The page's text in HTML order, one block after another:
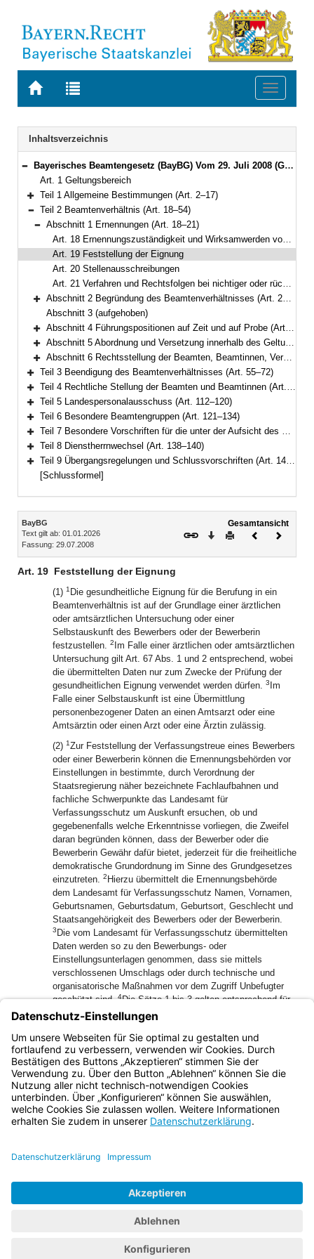
Zur
BAYERN.RECHT
Zur
letzten
Suche
Toggle
Navigation
Inhaltsverzeichnis
Bereich reduzieren
Bayerisches Beamtengesetz (BayBG) Vom 29. Juli 2008 (GVBl. S. 500) BayRS 2030-1-1-F (Art. 1–147)
Art. 1 Geltungsbereich
Bereich erweitern
Teil 1 Allgemeine Bestimmungen (Art. 2–17)
Bereich reduzieren
Teil 2 Beamtenverhältnis (Art. 18–54)
Bereich reduzieren
Abschnitt 1 Ernennungen (Art. 18–21)
Art. 18 Ernennungszuständigkeit und Wirksamwerden von Ernennungen
Art. 19 Feststellung der Eignung
Art. 20 Stellenausschreibungen
Art. 21 Verfahren und Rechtsfolgen bei nichtiger oder rücknehmbarer Ernennung
Bereich erweitern
Abschnitt 2 Begründung des Beamtenverhältnisses (Art. 22–25)
Abschnitt 3 (aufgehoben)
Bereich erweitern
Abschnitt 4 Führungspositionen auf Zeit und auf Probe (Art. 45–46)
Bereich erweitern
Abschnitt 5 Abordnung und Versetzung innerhalb des Geltungsbereichs dieses Gesetzes (Art. 47–49)
Bereich erweitern
Abschnitt 6 Rechtsstellung der Beamten, Beamtinnen, Versorgungsempfänger und Versorgungsempfängerinnen bei Auflösung oder Umbildung von Behörden oder Körperschaften (Art. 50–54)
Bereich erweitern
Teil 3 Beendigung des Beamtenverhältnisses (Art. 55–72)
Bereich erweitern
Teil 4 Rechtliche Stellung der Beamten und Beamtinnen (Art. 73–111)
Bereich erweitern
Teil 5 Landespersonalausschuss (Art. 112–120)
Bereich erweitern
Teil 6 Besondere Beamtengruppen (Art. 121–134)
Bereich erweitern
Teil 7 Besondere Vorschriften für die unter der Aufsicht des Staates stehenden Körperschaften, Anstalten und Stiftungen des öffentlichen Rechts (Art. 135–137)
Bereich erweitern
Teil 8 Dienstherrnwechsel (Art. 138–140)
Bereich erweitern
Teil 9 Übergangsregelungen und Schlussvorschriften (Art. 141–147)
[Schlussformel]
Inhalt
BayBG
Text gilt ab: 01.01.2026
Fassung: 29.07.2008
Gesamtansicht
Download
DruckenVorheriges
Art. 19 Feststellung der Eignung
(1) 1 Die gesundheitliche Eignung für die Berufung in ein
Beamtenverhältnis ist auf der Grundlage einer ärztlichen
oder amtsärztlichen Untersuchung oder einer
Selbstauskunft des Bewerbers oder der Bewerberin
festzustellen. 2 Im Falle einer ärztlichen oder amtsärztlichen
Untersuchung gilt Art. 67 Abs. 1 und 2 entsprechend, wobei
die übermittelten Daten nur zum Zwecke der Prüfung der
gesundheitlichen Eignung verwendet werden dürfen. 3 Im
Falle einer Selbstauskunft ist eine Übermittlung
personenbezogener Daten an einen Amtsarzt oder eine
Amtsärztin oder einen Arzt oder eine Ärztin zulässig.
(2) 1Zur Feststellung der Verfassungstreue eines Bewerbers
oder einer Bewerberin können die Ernennungsbehörden vor
Einstellungen in bestimmte, durch Verordnung der
Staatsregierung näher bezeichnete Fachlaufbahnen und
fachliche Schwerpunkte das Landesamt für
Verfassungsschutz um Auskunft ersuchen, ob und
gegebenenfalls welche Erkenntnisse vorliegen, die Zweifel
daran begründen können, dass der Bewerber oder die
Bewerberin Gewähr dafür bietet, jederzeit für die freiheitliche
demokratische Grundordnung im Sinne des Grundgesetzes
einzutreten. 2 Hierzu übermittelt die Ernennungsbehörde
dem Landesamt für Verfassungsschutz Namen, Vornamen,
Geburtsnamen, Geburtsdatum, Geburtsort, Geschlecht und
Staatsangehörigkeit des Bewerbers oder der Bewerberin.
3 Die vom Landesamt für Verfassungsschutz übermittelten
Daten werden so zu den Bewerbungs- oder
Einstellungsunterlagen genommen, dass sie mittels
verschlossenen Umschlags oder durch technische und
organisatorische Maßnahmen vor dem Zugriff Unbefugter
geschützt sind.4Die Sätze 1 bis 3 gelten entsprechend für
die erstmalige Berufung in ein Richterverhältnis sowie vor
der erstmaligen Übertragung eines Amtes in durch die
Verordnung nach Satz 1 näher bezeichneten
Fachlaufbahnen und fachlichen Schwerpunkten.
Bayern.de
BayernPortal
Impressum